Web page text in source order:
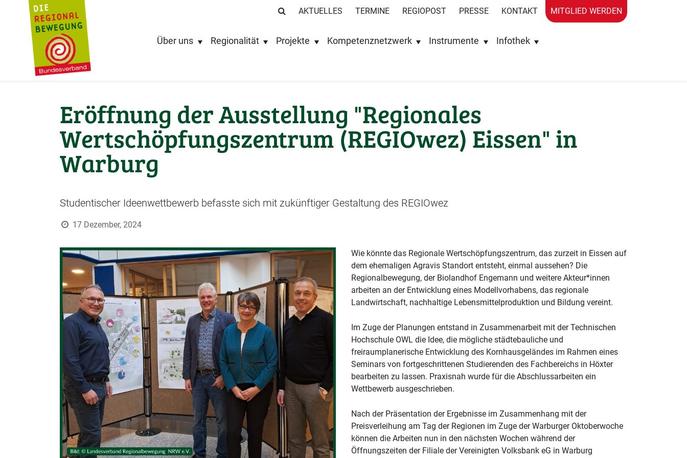
AKTUELLES TERMINE REGIOPOST PRESSE KONTAKT MITGLIED WERDEN
Über uns Regionalität Projekte Kompetenznetzwerk Instrumente Infothek
Eröffnung der Ausstellung "Regionales
Wertschöpfungszentrum (REGIOwez) Eissen" in
Warburg
Studentischer Ideenwettbewerb befasste sich mit zukünftiger Gestaltung des REGIOwez
17 Dezember, 2024
Wie könnte das Regionale Wertschöpfungszentrum, das zurzeit in Eissen auf
dem ehemaligen Agravis Standort entsteht, einmal aussehen? Die
Regionalbewegung, der Biolandhof Engemann und weitere Akteur*innen
arbeiten an der Entwicklung eines Modellvorhabens, das regionale
Landwirtschaft, nachhaltige Lebensmittelproduktion und Bildung vereint.
Im Zuge der Planungen entstand in Zusammenarbeit mit der Technischen
Hochschule OWL die Idee, die mögliche städtebauliche und
freiraumplanerische Entwicklung des Kornhausgeländes im Rahmen eines
Seminars von fortgeschrittenen Studierenden des Fachbereichs in Höxter
bearbeiten zu lassen. Praxisnah wurde für die Abschlussarbeiten ein
Wettbewerb ausgeschrieben.
Nach der Präsentation der Ergebnisse im Zusammenhang mit der
Preisverleihung am Tag der Regionen im Zuge der Warburger Oktoberwoche
können die Arbeiten nun in den nächsten Wochen während der
Öffnungszeiten der Filiale der Vereinigten Volksbank eG in Warburg